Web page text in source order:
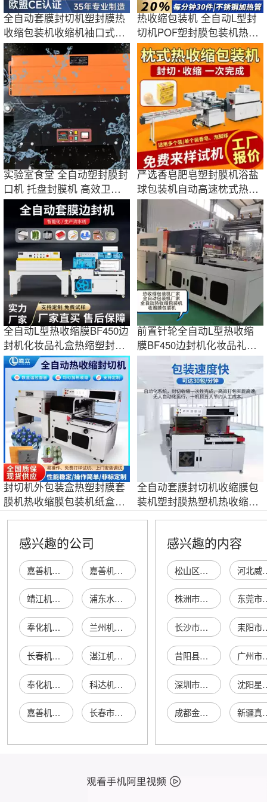
全自动套膜封切机塑封膜热
收缩包装机收缩机袖口式PE
膜热收缩机
热收缩包装机 全自动L型封
切机POF塑封膜包装机热缩
机肖卡特工厂
实验室食堂 全自动塑封膜封
口机 托盘封膜机 高效卫生
耐用
严选香皂肥皂塑封膜机浴盐
球包装机自动高速枕式热收
缩膜包装机
全自动L型热收缩膜BF450边
封机化妆品礼盒热缩塑封膜
机边封机定制
前置针轮全自动L型热收缩
膜BF450边封机化妆品礼盒
热缩塑封膜机
封切机外包装盒热塑封膜套
膜机热收缩膜包装机纸盒热
全自动套膜封切机收缩膜包
装机塑封膜热塑机热收缩吸
感兴趣的公司
嘉善机械密封件工贸公司机械密封件厂 嘉善机械密封件工贸公司兴达化工机械密封件厂
靖江机械密封厂 浦东水泵机械密封厂
奉化机械密封件总厂 兰州机械密封件厂
长春机械密封有限公司 湛江机械密封件厂
奉化机械密封配件厂 科达机械密封件厂
嘉善机械密封件总厂 长春市机械密封厂
感兴趣的内容
松山区东蝎府羊蝎子馆 河北威硕农
株洲市正达泵阀制造有限公司 东莞市帕菲
长沙市挚诺建材有限公司 耒阳市
昔阳县鸿刚种植专业合作社 广州市
深圳市沃德佳液压设备有限公司 沈阳星
成都金银鸟电子商务有限公司 新疆真心